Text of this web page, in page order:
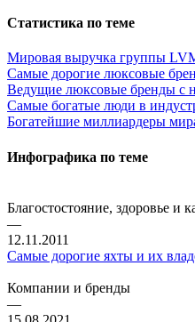
Статистика по теме
Мировая выручка группы
Самые дорогие люксовые
Ведущие люксовые бренды с
Самые богатые люди в
Богатейшие миллиардеры
Инфографика по теме
Благостостояние, здоровье и
—
12.11.2011
Самые дорогие яхты и их
Компании и бренды
—